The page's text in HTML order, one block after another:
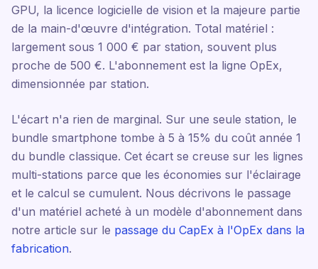
GPU, la licence logicielle de vision et la majeure partie
de la main-d'œuvre d'intégration. Total matériel :
largement sous 1 000 € par station, souvent plus
proche de 500 €. L'abonnement est la ligne OpEx,
dimensionnée par station.
L'écart n'a rien de marginal. Sur une seule station, le
bundle smartphone tombe à 5 à 15% du coût année 1
du bundle classique. Cet écart se creuse sur les lignes
multi-stations parce que les économies sur l'éclairage
et le calcul se cumulent. Nous décrivons le passage
d'un matériel acheté à un modèle d'abonnement dans
notre article sur le passage du CapEx à l'OpEx dans la
fabrication.